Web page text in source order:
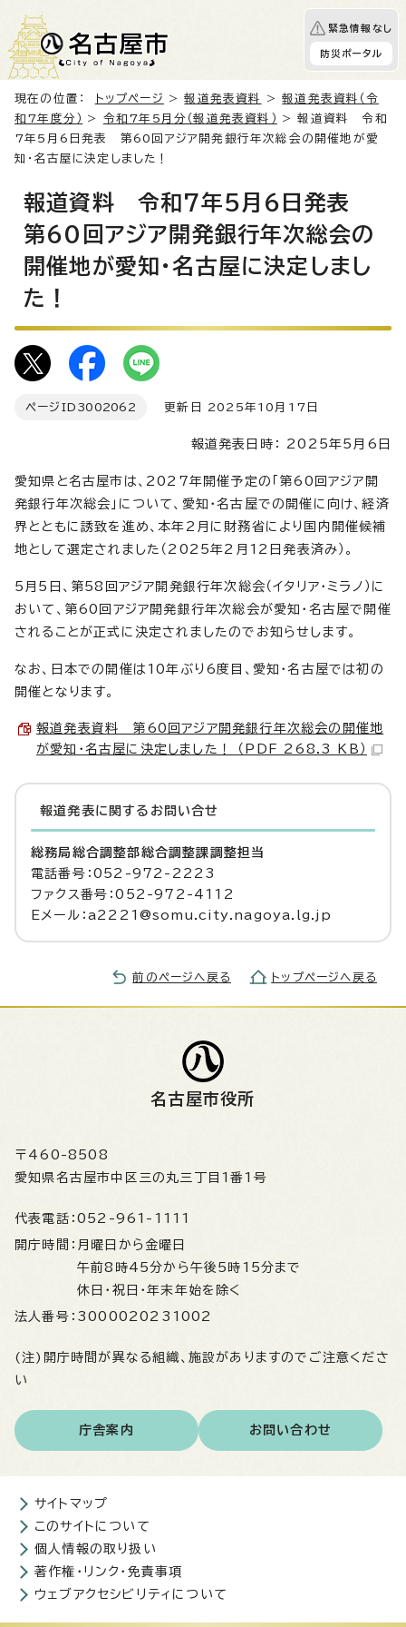
緊急情報なし
防災ポータル
現在の位置： トップページ >報道発表資料 >報道発表資料（令
和7年度分）
> 令和7年5月分（報道発表資料）
> 報道資料 令和
7年5月6日発表 第60回アジア開発銀行年次総会の開催地が愛
知・名古屋に決定しました！
報道資料 令和7年5月6日発表
第60回アジア開発銀行年次総会の
開催地が愛知・名古屋に決定しまし
た！
ページID 3002062 更新日 2025年10月17日
報道発表日時： 2025年5月6日
愛知県と名古屋市は、2027年開催予定の「第60回アジア開
発銀行年次総会」について、愛知・名古屋での開催に向け、経済
界とともに誘致を進め、本年2月に財務省により国内開催候補
地として選定されました（2025年2月12日発表済み）。
5月5日、第58回アジア開発銀行年次総会（イタリア・ミラノ）に
おいて、第60回アジア開発銀行年次総会が愛知・名古屋で開催
されることが正式に決定されましたのでお知らせします。
なお、日本での開催は10年ぶり6度目、愛知・名古屋では初の
開催となります。
報道発表資料 第60回アジア開発銀行年次総会の開催地
が愛知・名古屋に決定しました！ （PDF 268.3 KB）
報道発表に関するお問い合せ
総務局総合調整部総合調整課調整担当
電話番号：052-972-2223
ファクス番号：052-972-4112
Eメール：a2221@somu.city.nagoya.lg.jp
前のページへ戻る トップページへ戻る
名古屋市役所
〒460-8508
愛知県名古屋市中区三の丸三丁目1番1号
代表電話： 052-961-1111
開庁時間： 月曜日から金曜日
午前8時45分から午後5時15分まで
休日・祝日・年末年始を除く
法人番号： 3000020231002
(注)開庁時間が異なる組織、施設がありますのでご注意くださ
い
庁舎案内 お問い合わせ
サイトマップ
このサイトについて
個人情報の取り扱い
著作権・リンク・免責事項
ウェブアクセシビリティについて